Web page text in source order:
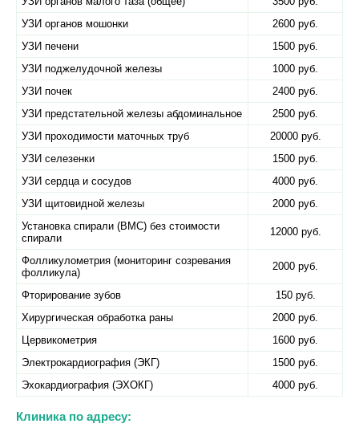
УЗИ органов мошонки
2600 руб.
УЗИ печени
1500 руб.
УЗИ поджелудочной железы
1000 руб.
УЗИ почек
2400 руб.
УЗИ предстательной железы абдоминальное
2500 руб.
УЗИ проходимости маточных труб
20000 руб.
УЗИ селезенки
1500 руб.
УЗИ сердца и сосудов
4000 руб.
УЗИ щитовидной железы
2000 руб.
Установка спирали (ВМС) без стоимости
спирали
12000 руб.
Фолликулометрия (мониторинг созревания
фолликула)
2000 руб.
Фторирование зубов
150 руб.
Хирургическая обработка раны
2000 руб.
Цервикометрия
1600 руб.
Электрокардиография (ЭКГ)
1500 руб.
Эхокардиография (ЭХОКГ)
4000 руб.
Клиника по адресу: